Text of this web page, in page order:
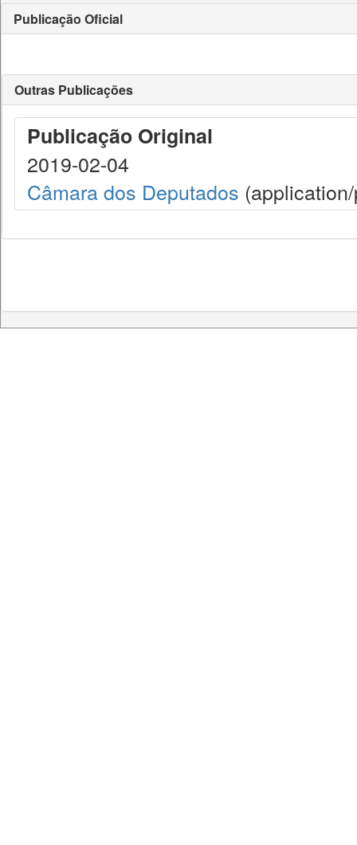
Publicação Oficial
Outras Publicações
Publicação Original
2019-02-04
Câmara dos Deputados